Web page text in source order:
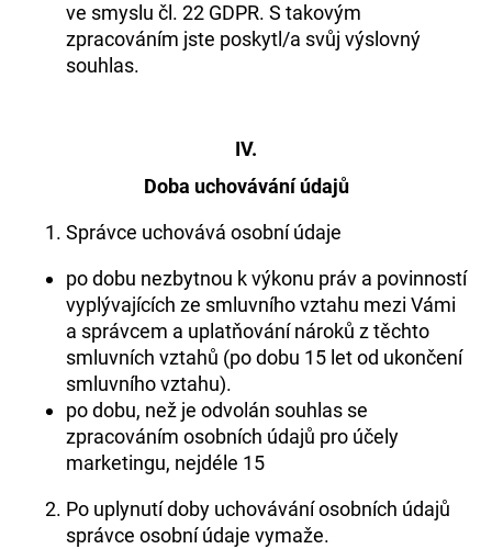
ve smyslu čl. 22 GDPR. S takovým
zpracováním jste poskytl/a svůj výslovný
souhlas.
IV.
Doba uchovávání údajů
Správce uchovává osobní údaje
po dobu nezbytnou k výkonu práv a povinností
vyplývajících ze smluvního vztahu mezi Vámi
a správcem a uplatňování nároků z těchto
smluvních vztahů (po dobu 15 let od ukončení
smluvního vztahu).
po dobu, než je odvolán souhlas se
zpracováním osobních údajů pro účely
marketingu, nejdéle 15
Po uplynutí doby uchovávání osobních údajů
správce osobní údaje vymaže.